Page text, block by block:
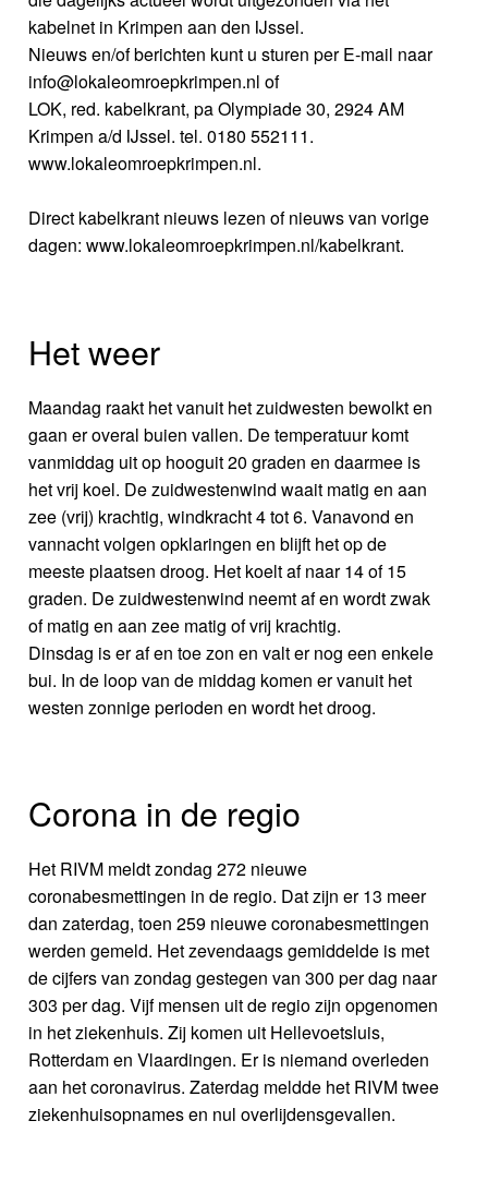
kabelnet in Krimpen aan den IJssel.
Nieuws en/of berichten kunt u sturen per E-mail naar
info@lokaleomroepkrimpen.nl of
LOK, red. kabelkrant, pa Olympiade 30, 2924 AM
Krimpen a/d IJssel. tel. 0180 552111.
www.lokaleomroepkrimpen.nl.
Direct kabelkrant nieuws lezen of nieuws van vorige
dagen: www.lokaleomroepkrimpen.nl/kabelkrant.
Het weer
Maandag raakt het vanuit het zuidwesten bewolkt en
gaan er overal buien vallen. De temperatuur komt
vanmiddag uit op hooguit 20 graden en daarmee is
het vrij koel. De zuidwestenwind waait matig en aan
zee (vrij) krachtig, windkracht 4 tot 6. Vanavond en
vannacht volgen opklaringen en blijft het op de
meeste plaatsen droog. Het koelt af naar 14 of 15
graden. De zuidwestenwind neemt af en wordt zwak
of matig en aan zee matig of vrij krachtig.
Dinsdag is er af en toe zon en valt er nog een enkele
bui. In de loop van de middag komen er vanuit het
westen zonnige perioden en wordt het droog.
Corona in de regio
Het RIVM meldt zondag 272 nieuwe
coronabesmettingen in de regio. Dat zijn er 13 meer
dan zaterdag, toen 259 nieuwe coronabesmettingen
werden gemeld. Het zevendaags gemiddelde is met
de cijfers van zondag gestegen van 300 per dag naar
303 per dag. Vijf mensen uit de regio zijn opgenomen
in het ziekenhuis. Zij komen uit Hellevoetsluis,
Rotterdam en Vlaardingen. Er is niemand overleden
aan het coronavirus. Zaterdag meldde het RIVM twee
ziekenhuisopnames en nul overlijdensgevallen.